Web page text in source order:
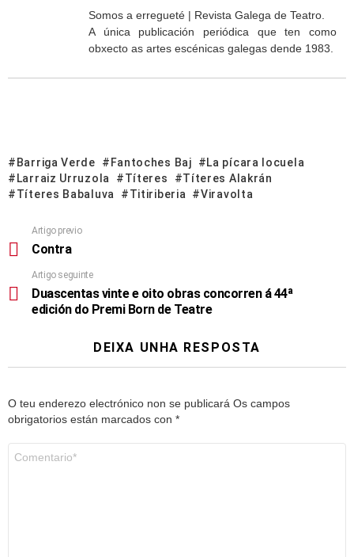
Somos a erregueté | Revista Galega de Teatro.
A única publicación periódica que ten como
obxecto as artes escénicas galegas dende 1983.
Barriga Verde Fantoches Baj
La pícara locuela
Larraiz Urruzola
Títeres
Títeres Alakrán
Títeres Babaluva
Titiriberia Viravolta
Artigo previo
Contra
Artigo seguinte
Duascentas vinte e oito obras concorren á 44ª
edición do Premi Born de Teatre
DEIXA UNHA RESPOSTA
O teu enderezo electrónico non se publicará Os campos
obrigatorios están marcados con *